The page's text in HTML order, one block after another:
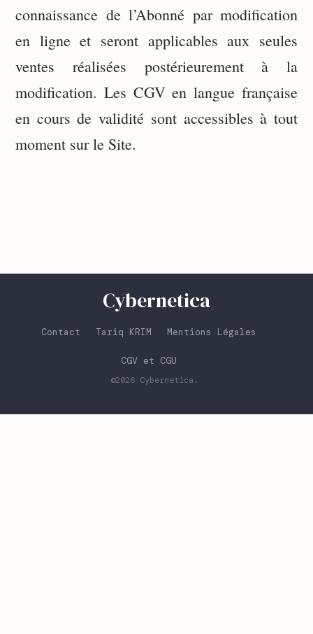
connaissance de l’Abonné par modification
en ligne et seront applicables aux seules
ventes réalisées postérieurement à la
modification. Les CGV en langue française
en cours de validité sont accessibles à tout
moment sur le Site.
Cybernetica
Contact Tariq KRIM Mentions Légales
CGV et CGU
©2026 Cybernetica .